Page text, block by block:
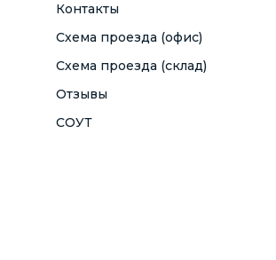
Контакты
Схема проезда (офис)
Схема проезда (склад)
Отзывы
СОУТ